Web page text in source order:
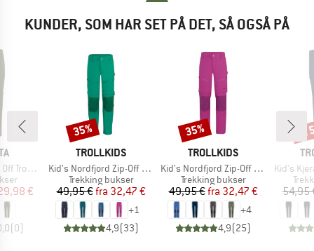
KUNDER, SOM HAR SET PÅ DET, SÅ OGSÅ PÅ
III
pris
€
(0)
MÆRKE
TROLLKIDS
Artikel
Kid's Nordfjord Zip-Off Pants
Produktgruppe
Trekking bukser
Pris
49,95 € Nedsat pris
fra 32,47 €
+1
4,9(33)
Rabat
35%
MÆRKE
TROLLKIDS
Artikel
Kid's Nordfjord Zip-Off Pants Slim Fit
Produktgruppe
Trekking bukser
Pris
49,95 € Nedsat pris
fra 32,47 €
+4
4,9(25)
Rabat
35%
Artikel
Kid's
54,95